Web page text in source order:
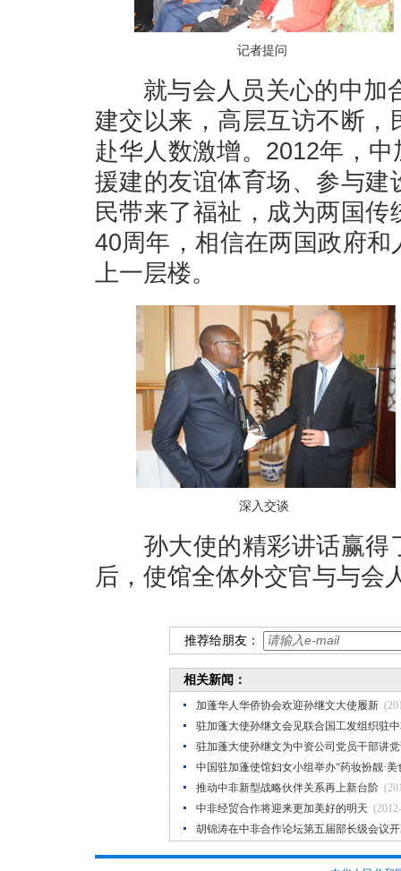
记者提问
就与会人员关心的中加
建交以来，高层互访不断
赴华人数激增。2012年，
援建的友谊体育场、参与
民带来了福祉，成为两国
40周年，相信在两国政府
上一层楼。
深入交谈
孙大使的精彩讲话赢得
后，使馆全体外交官与与会
推荐给朋友：
相关新闻：
加蓬华人华侨协会欢迎孙继文大使履新
驻加蓬大使孙继文会见联合国工发组织驻
驻加蓬大使孙继文为中资公司党员干部讲
中国驻加蓬使馆妇女小组举办“药妆扮靓·美
推动中非新型战略伙伴关系再上新台阶
中非经贸合作将迎来更加美好的明天
胡锦涛在中非合作论坛第五届部长级会议